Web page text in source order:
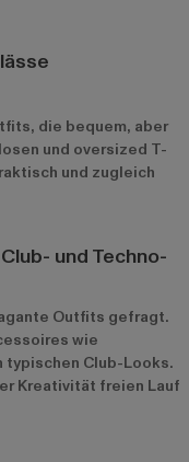
die bequem, aber
und oversized T-
und zugleich
und Techno-
Outfits gefragt.
wie
typischen Club-Looks.
Kreativität freien Lauf